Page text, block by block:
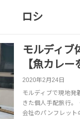
ロシ
モルディブ
【魚カレー
2020年2月24日
モルディブで現地発
きた個人手配旅行
会社のパンフレット